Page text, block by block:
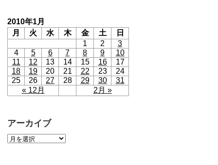
2010年1月
月
火 水 木 金 土 日
« 12月 2月 »
1 2
3
4
5 6 7 8 9
10
11
12 13 14 15 16
17
18
19 20 21 22 23
24
25
26 27 28 29 30 31
アーカイブ